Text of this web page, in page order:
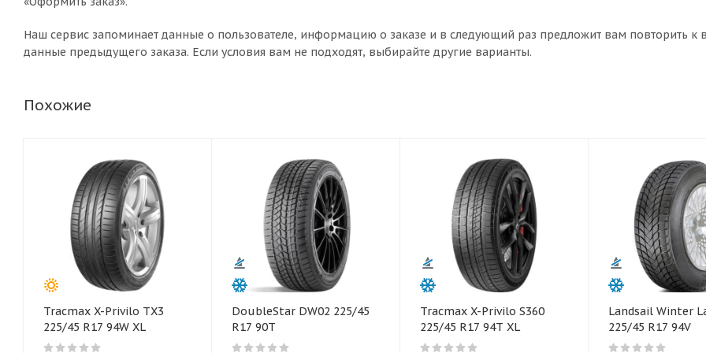
Наш сервис запоминает данные о пользователе, информацию о заказе и в следующий раз предложит вам повторить к
данные предыдущего заказа. Если условия вам не подходят, выбирайте другие варианты.
Похожие
Tracmax X-Privilo TX3
225/45 R17 94W XL
DoubleStar DW02 225/45
R17 90T
Tracmax X-Privilo S360
225/45 R17 94T XL
Landsail Winter
225/45 R17 94V